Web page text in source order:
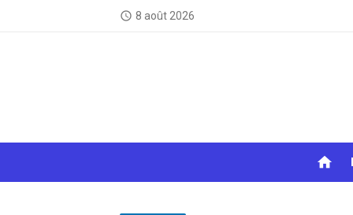
access_time 8 août 2026
home